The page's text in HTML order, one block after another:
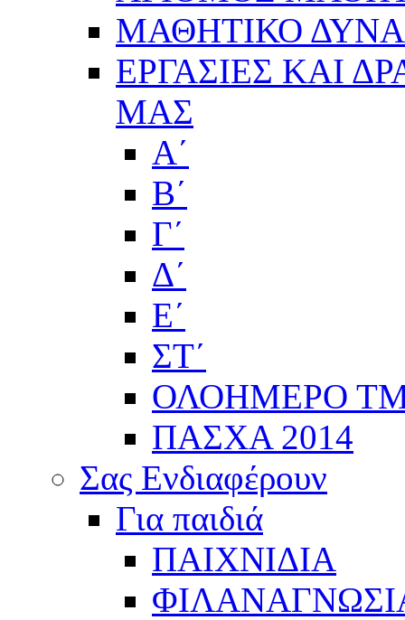
ΜΑΘΗΤΙΚΟ
ΕΡΓΑΣΙΕΣ ΚΑΙ
ΜΑΣ
Α΄
Β΄
Γ΄
Δ΄
Ε΄
ΣΤ΄
ΟΛΟΗΜΕΡΟ
ΠΑΣΧΑ 2014
Σας Ενδιαφέρουν
Για παιδιά
ΠΑΙΧΝΙΔΙΑ